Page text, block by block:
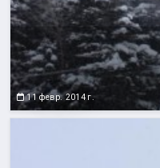
11 февр. 2014 г.